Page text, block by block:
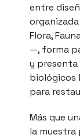
entre
Flora,
—, forma
y
biológicos
para
Más que
la muestra